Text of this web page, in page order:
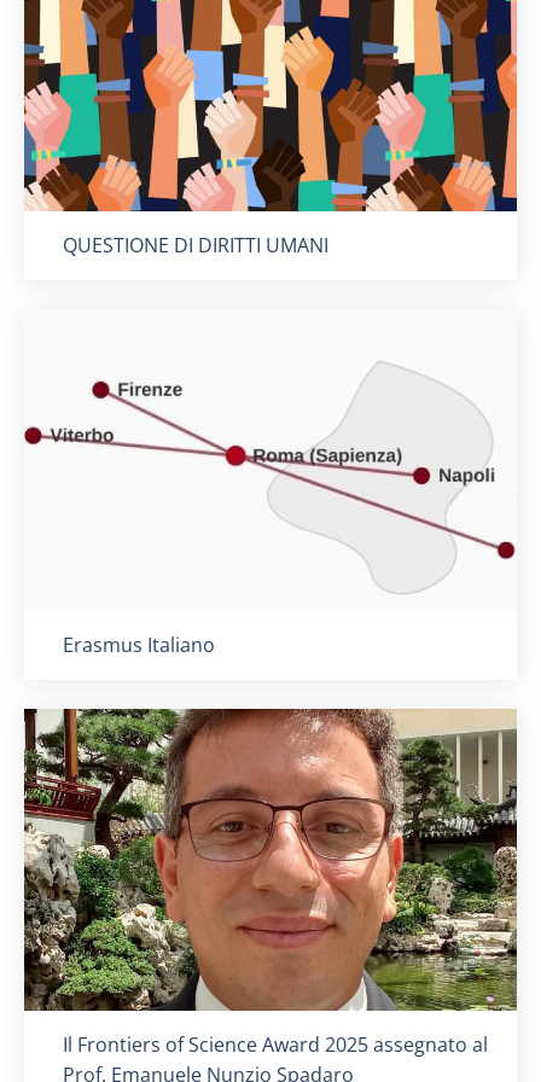
Titolo card:
QUESTIONE DI DIRITTI UMANI
Titolo card:
Erasmus Italiano
Titolo card :
Il Frontiers of Science Award 2025 assegnato al
Prof. Emanuele Nunzio Spadaro